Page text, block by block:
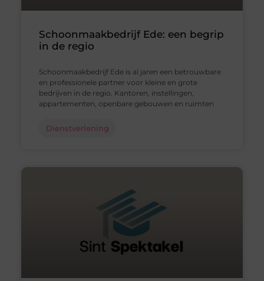
Schoonmaakbedrijf Ede: een begrip
in de regio
Schoonmaakbedrijf Ede is al jaren een betrouwbare
en professionele partner voor kleine en grote
bedrijven in de regio. Kantoren, instellingen,
appartementen, openbare gebouwen en ruimten
Dienstverlening